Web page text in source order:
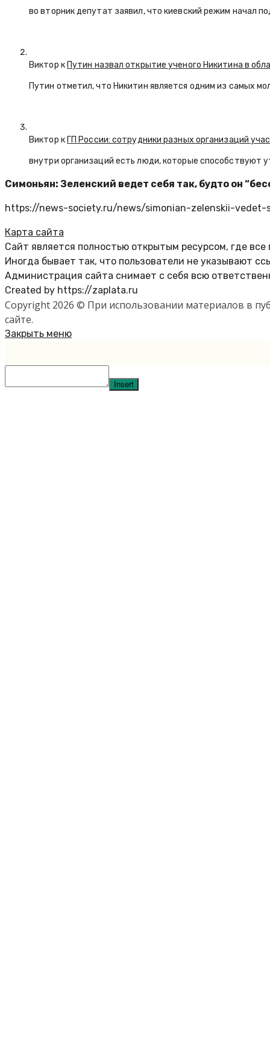
во вторник депутат заявил, что киевский режим начал
Виктор к Путин назвал открытие ученого Никитина в
Путин отметил, что Никитин является одним из самых
Виктор к ГП России: сотрудники разных организаций
внутри организаций есть люди, которые способствуют
Симоньян: Зеленский ведет себя так, будто он
https://news-society.ru/news/simonian-zelenskii-
Карта сайта
Сайт является полностью открытым ресурсом, где
Иногда бывает так, что пользователи не указывают
Администрация сайта снимает с себя всю
Created by https://zaplata.ru
Copyright 2026 © При использовании материалов в
сайте.
Закрыть меню
Insert